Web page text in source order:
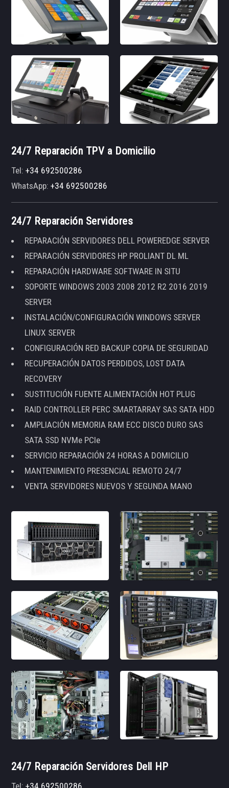
24/7 Reparación TPV a Domicilio
Tel:+34 692500286
WhatsApp:+34 692500286
24/7 Reparación Servidores
REPARACIÓN SERVIDORES DELL POWEREDGE SERVER
REPARACIÓN SERVIDORES HP PROLIANT DL ML
REPARACIÓN HARDWARE SOFTWARE IN SITU
SOPORTE WINDOWS 2003 2008 2012 R2 2016 2019
SERVER
INSTALACIÓN/CONFIGURACIÓN WINDOWS SERVER
LINUX SERVER
CONFIGURACIÓN RED BACKUP COPIA DE SEGURIDAD
RECUPERACIÓN DATOS PERDIDOS, LOST DATA
RECOVERY
SUSTITUCIÓN FUENTE ALIMENTACIÓN HOT PLUG
RAID CONTROLLER PERC SMARTARRAY SAS SATA HDD
AMPLIACIÓN MEMORIA RAM ECC DISCO DURO SAS
SATA SSD NVMe PCIe
SERVICIO REPARACIÓN 24 HORAS A DOMICILIO
MANTENIMIENTO PRESENCIAL REMOTO 24/7
VENTA SERVIDORES NUEVOS Y SEGUNDA MANO
24/7 Reparación Servidores Dell HP
Tel:+34 692500286